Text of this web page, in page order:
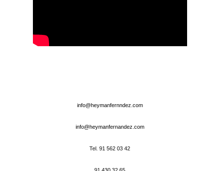
info@heymanfernndez.com
info@heymanfernandez.com
Tel. 91 562 03 42